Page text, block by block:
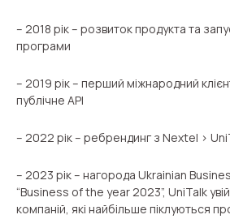
UniTalk Chat
Automatic phone survey
Interactive voice menu – IVR
– 2018 рік – розвиток продукта та
програми
– 2019 рік – перший міжнародний
публічне API
– 2022 рік – ребрендинг з Nextel >
– 2023 рік – нагорода Ukrainian
“Business of the year 2023”, UniTalk
компаній, які найбільше піклуються